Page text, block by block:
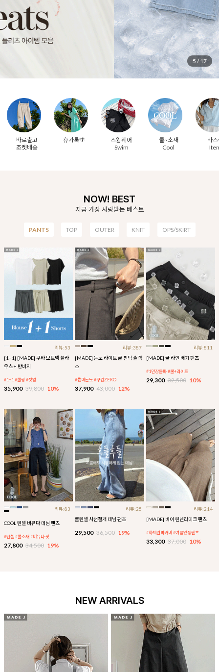
6 /17
바로출고
조켓배송
휴가룩🌴
스윔웨어
Swim
쿨~소재
Cool
바
NOW! BEST
지금 가장 사랑받는 베스트
PANTS TOP OUTER KNIT OPS/SKIRT
리뷰:53
[1+1] [MADE] 쿠바 보트넥 블라
우스 + 반바지
#1+1 #쿨링 #셋업
35,900 39,800 10%
리뷰:387
[MADE] 논노 라이트 쿨 핀턱 슬랙
스
#썸머논노 #구김ZERO
37,900 43,000 12%
리뷰:811
[MADE] 쿨 라인 배기 팬츠
#1만장돌파 #쿨+라이트
29,300 32,500 10%
리뷰:83
COOL 텐셀 버뮤다 데님 팬츠
#텐셀 #쿨소재 #버뮤다 핏
27,800 34,500 19%
리뷰:25
쿨텐셀 사선절개 데님 팬츠
29,500 36,500 19%
리뷰:214
[MADE] 베이 린넨라이크 팬츠
#하체완벽커버 #여름인생팬츠
33,300 37,000 10%
NEW ARRIVALS